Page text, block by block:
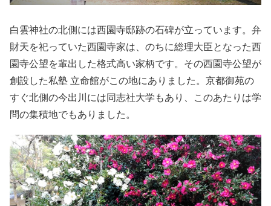
白雲神社の北側には西園寺邸跡の石碑が立っています。弁
財天を祀っていた西園寺家は、のちに総理大臣となった西
園寺公望を輩出した格式高い家柄です。その西園寺公望が
創設した私塾 立命館がこの地にありました。京都御苑の
すぐ北側の今出川には同志社大学もあり、このあたりは学
問の集積地でもありました。